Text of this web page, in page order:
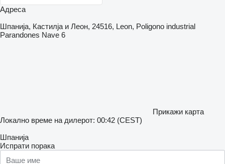
Адреса
Шпанија, Кастилја и Леон, 24516, Leon, Poligono industrial
Parandones Nave 6
Прикажи карта
Локално време на дилерот: 00:42 (CEST)
Шпанија
Испрати порака